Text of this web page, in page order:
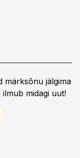
märksõnu jälgima
ilmub midagi uut!